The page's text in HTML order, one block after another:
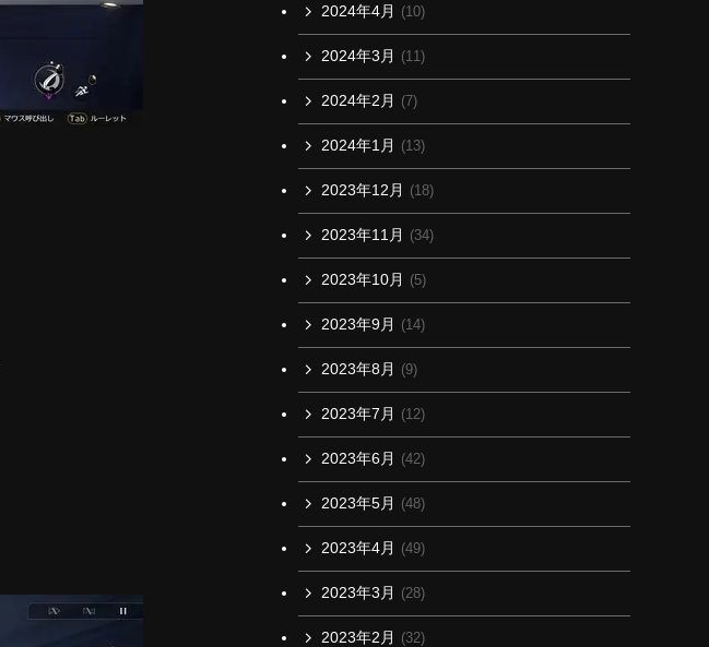
2024年4月 (10)
2024年3月 (11)
2024年2月 (7)
2024年1月 (13)
2023年12月 (18)
2023年11月 (34)
2023年10月 (5)
2023年9月 (14)
2023年8月 (9)
2023年7月 (12)
2023年6月 (42)
2023年5月 (48)
2023年4月 (49)
2023年3月 (28)
2023年2月 (32)